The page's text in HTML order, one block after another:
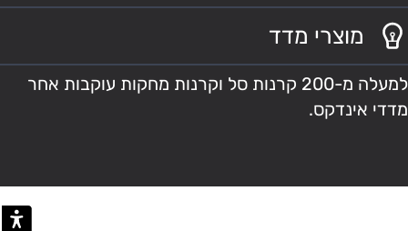
מוצרי מדד
למעלה מ-200 קרנות סל וקרנות מחקות עוקבות אחר
מדדי אינדקס.